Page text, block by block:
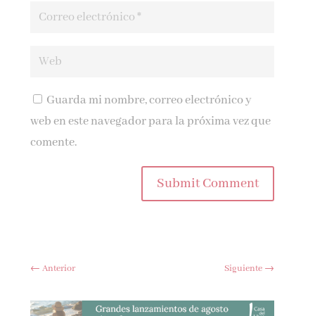
Guarda mi nombre, correo electrónico y
web en este navegador para la próxima vez que
comente.
Submit Comment
←Anterior Siguiente→